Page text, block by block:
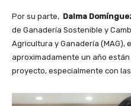
Por su parte, Dalma
de Ganadería Sostenible y
Agricultura y Ganadería (MAG),
aproximadamente un año
proyecto, especialmente con